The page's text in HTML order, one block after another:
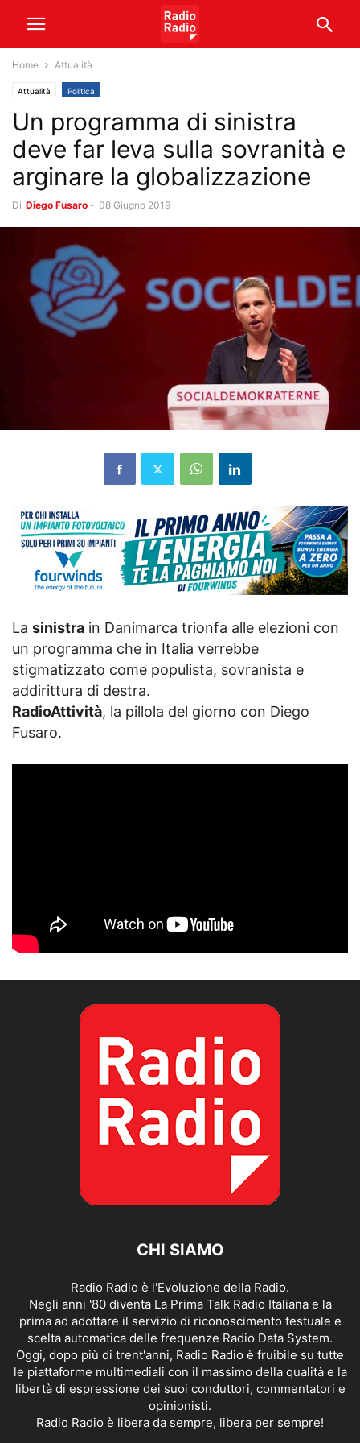
Home Attualità
Attualità Politica
Un programma di sinistra
deve far leva sulla sovranità e
arginare la globalizzazione
Di Diego Fusaro - 08 Giugno 2019
La sinistra in Danimarca trionfa alle elezioni con
un programma che in Italia verrebbe
stigmatizzato come populista, sovranista e
addirittura di destra.
RadioAttività, la pillola del giorno con Diego
Fusaro.
CHI SIAMO
Radio Radio è l'Evoluzione della Radio.
Negli anni '80 diventa La Prima Talk Radio Italiana e la
prima ad adottare il servizio di riconoscimento testuale e
scelta automatica delle frequenze Radio Data System.
Oggi, dopo più di trent'anni, Radio Radio è fruibile su tutte
le piattaforme multimediali con il massimo della qualità e la
libertà di espressione dei suoi conduttori, commentatori e
opinionisti.
Radio Radio è libera da sempre, libera per sempre!